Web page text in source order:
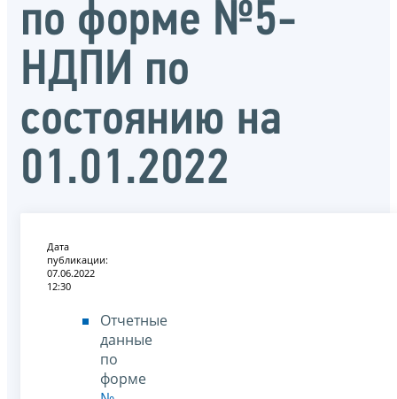
по форме №5-
НДПИ по
состоянию на
01.01.2022
Дата
публикации:
07.06.2022
12:30
Отчетные
данные
по
форме